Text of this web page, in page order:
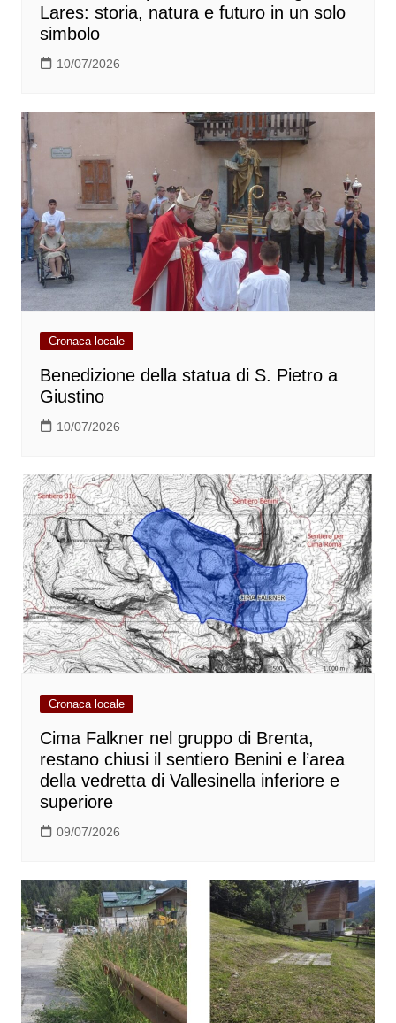
Lares: storia, natura e futuro in un solo
simbolo
10/07/2026
Cronaca locale
Benedizione della statua di S. Pietro a
Giustino
10/07/2026
Cronaca locale
Cima Falkner nel gruppo di Brenta,
restano chiusi il sentiero Benini e l’area
della vedretta di Vallesinella inferiore e
superiore
09/07/2026